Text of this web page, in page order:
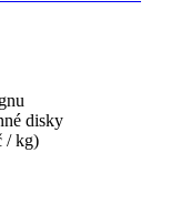
disky
/ kg)